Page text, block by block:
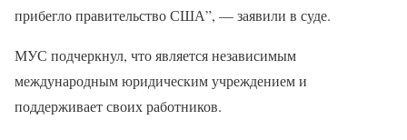
прибегло правительство США”, — заявили в суде.
МУС подчеркнул, что является независимым
международным юридическим учреждением и
поддерживает своих работников.